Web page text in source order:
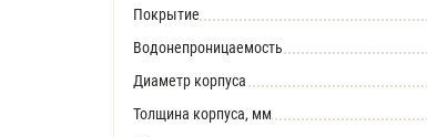
Покрытие
Водонепроницаемость
Диаметр корпуса
Толщина корпуса, мм